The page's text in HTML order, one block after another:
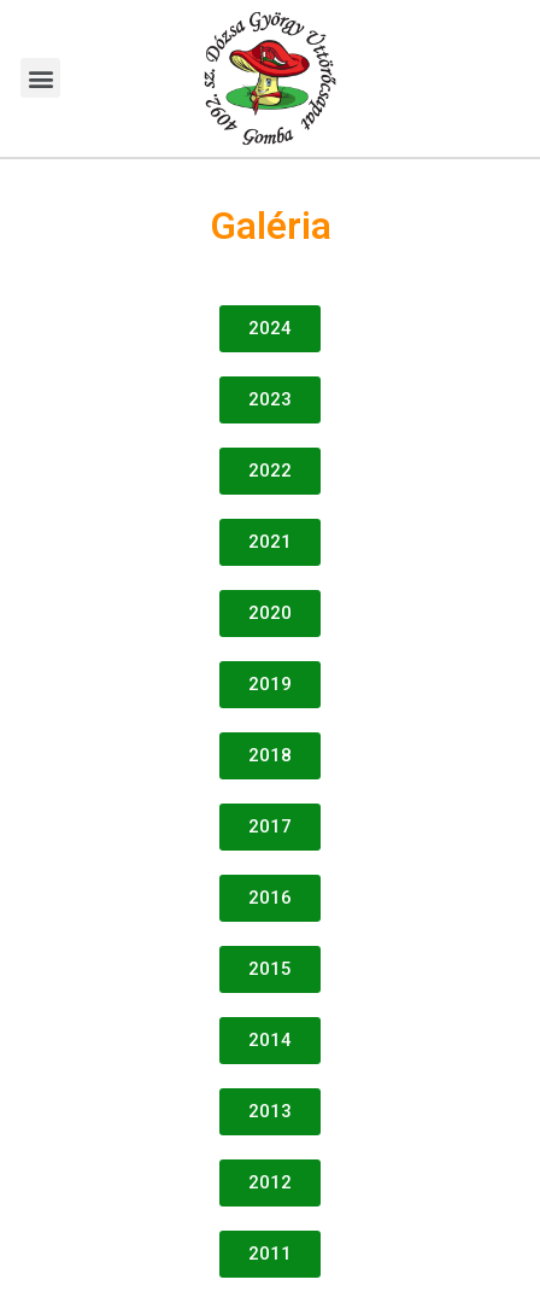
Galéria
2024
2023
2022
2021
2020
2019
2018
2017
2016
2015
2014
2013
2012
2011